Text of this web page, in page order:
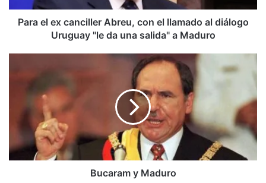
al
diálogo
salida"
Maduro
Para el ex canciller Abreu, con el llamado al diálogo
Uruguay "le da una salida" a Maduro
Maduro
Bucaram y Maduro